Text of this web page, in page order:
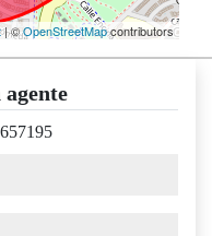
| ©OpenStreetMapcontributors